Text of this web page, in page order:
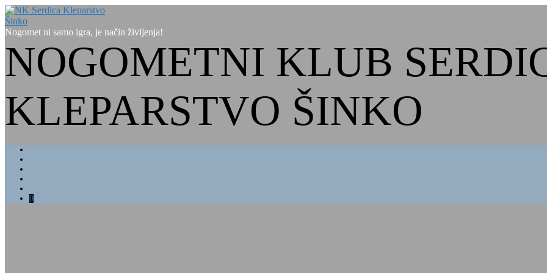
Nogomet ni samo igra, je način življenja!
NOGOMETNI KLUB
KLEPARSTVO ŠINKO
0